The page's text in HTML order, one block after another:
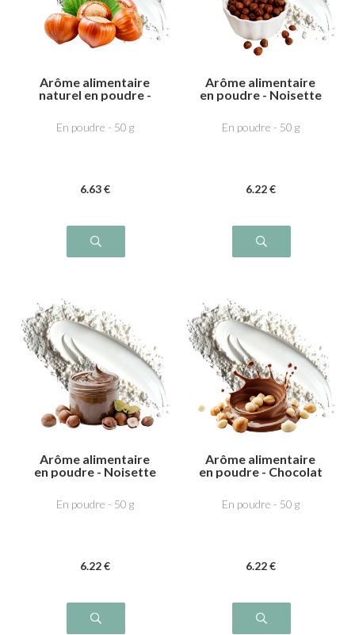
Arôme alimentaire
naturel en poudre -
En poudre - 50 g
6.63 €
Arôme alimentaire
en poudre - Noisette
En poudre - 50 g
6.22 €
Arôme alimentaire
en poudre - Noisette
En poudre - 50 g
6.22 €
Arôme alimentaire
en poudre - Chocolat
En poudre - 50 g
6.22 €